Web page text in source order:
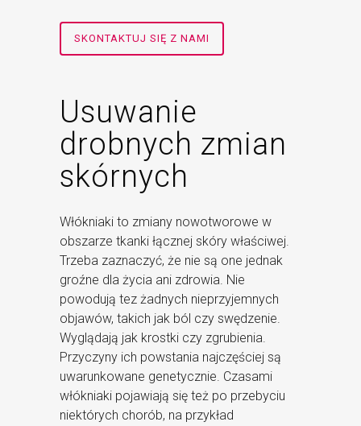
SKONTAKTUJ SIĘ Z NAMI
Usuwanie
drobnych zmian
skórnych
Włókniaki to zmiany nowotworowe w
obszarze tkanki łącznej skóry właściwej.
Trzeba zaznaczyć, że nie są one jednak
groźne dla życia ani zdrowia. Nie
powodują tez żadnych nieprzyjemnych
objawów, takich jak ból czy swędzenie.
Wyglądają jak krostki czy zgrubienia.
Przyczyny ich powstania najczęściej są
uwarunkowane genetycznie. Czasami
włókniaki pojawiają się też po przebyciu
niektórych chorób, na przykład